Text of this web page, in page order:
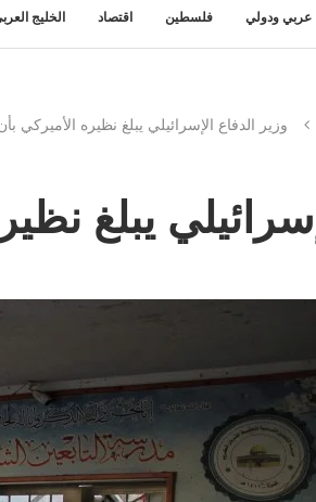
عربي ودولي فلسطين اقتصاد الخليج
وزير الدفاع الإسرائيلي يبلغ نظيره الأميركي
يبلغ